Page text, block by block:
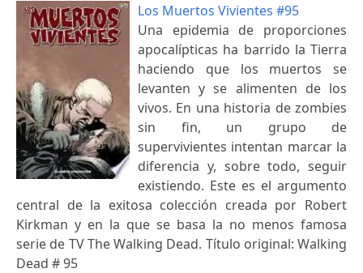
Los Muertos Vivientes #95
Una epidemia de proporciones
apocalípticas ha barrido la Tierra
haciendo que los muertos se
levanten y se alimenten de los
vivos. En una historia de zombies
sin fin, un grupo de
supervivientes intentan marcar la
diferencia y, sobre todo, seguir
existiendo. Este es el argumento
central de la exitosa colección creada por Robert
Kirkman y en la que se basa la no menos famosa
serie de TV The Walking Dead. Título original: Walking
Dead # 95